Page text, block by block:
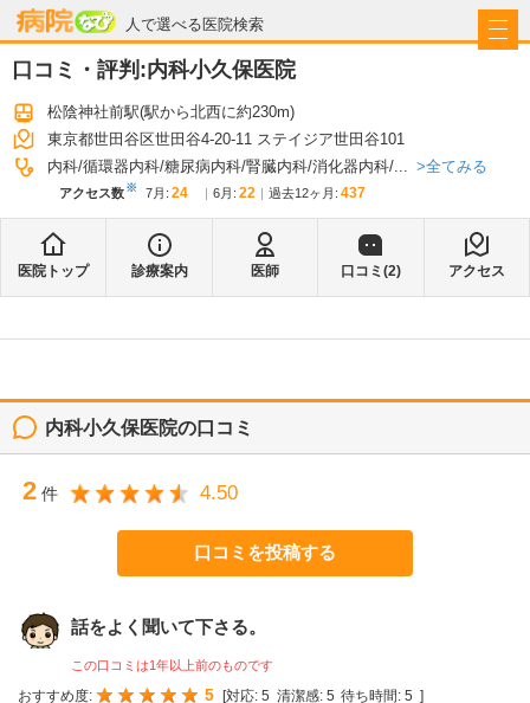
人で選べる医院検索
病院なび
口コミ・評判:内科小久保医院
松陰神社前駅(駅から北西に約230m)
東京都世田谷区世田谷4-20-11 ステイジア世田谷101
内科 循環器内科 糖尿病内科 腎臓内科 消化器内科 ... 全てみる
アクセス数※ 7月 : 24 6月 : 22 過去12ヶ月: 437
医院トップ 診療案内 医師 口コミ(2) アクセス
内科小久保医院の口コミ
2 件 4.50
口コミを投稿する
話をよく聞いて下さる。
この口コミは1年以上前のものです
おすすめ度: 5 [対応: 5 清潔感: 5 待ち時間: 5 ]